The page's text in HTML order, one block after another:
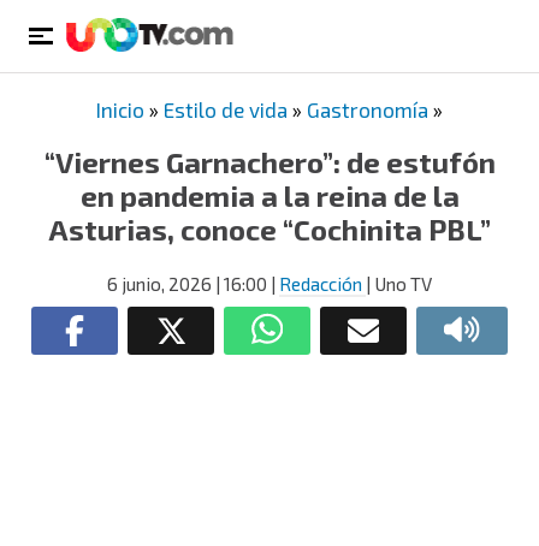
Inicio » Estilo de vida » Gastronomía »
“Viernes Garnachero”: de estufón
en pandemia a la reina de la
Asturias, conoce “Cochinita PBL”
6 junio, 2026 | 16:00 | Redacción | Uno TV